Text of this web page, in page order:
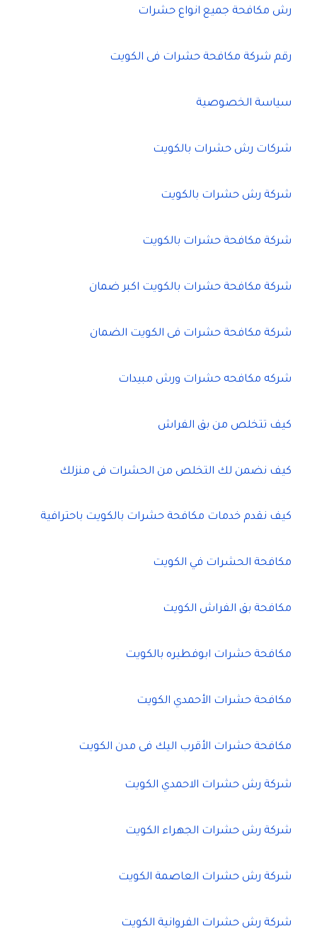
رش مكافحة جميع انواع حشرات
رقم شركة مكافحة حشرات فى الكويت
سياسة الخصوصية
شركات رش حشرات بالكويت
شركة رش حشرات بالكويت
شركة مكافحة حشرات بالكويت
شركة مكافحة حشرات بالكويت اكبر ضمان
شركة مكافحة حشرات فى الكويت الضمان
شركه مكافحه حشرات ورش مبيدات
كيف تتخلص من بق الفراش
كيف نضمن لك التخلص من الحشرات فى منزلك
كيف نقدم خدمات مكافحة حشرات بالكويت باحترافية
مكافحة الحشرات في الكويت
مكافحة بق الفراش الكويت
مكافحة حشرات ابوفطيره بالكويت
مكافحة حشرات الأحمدي الكويت
مكافحة حشرات الأقرب اليك فى مدن الكويت
شركة رش حشرات الاحمدي الكويت
شركة رش حشرات الجهراء الكويت
شركة رش حشرات العاصمة الكويت
شركة رش حشرات الفروانية الكويت